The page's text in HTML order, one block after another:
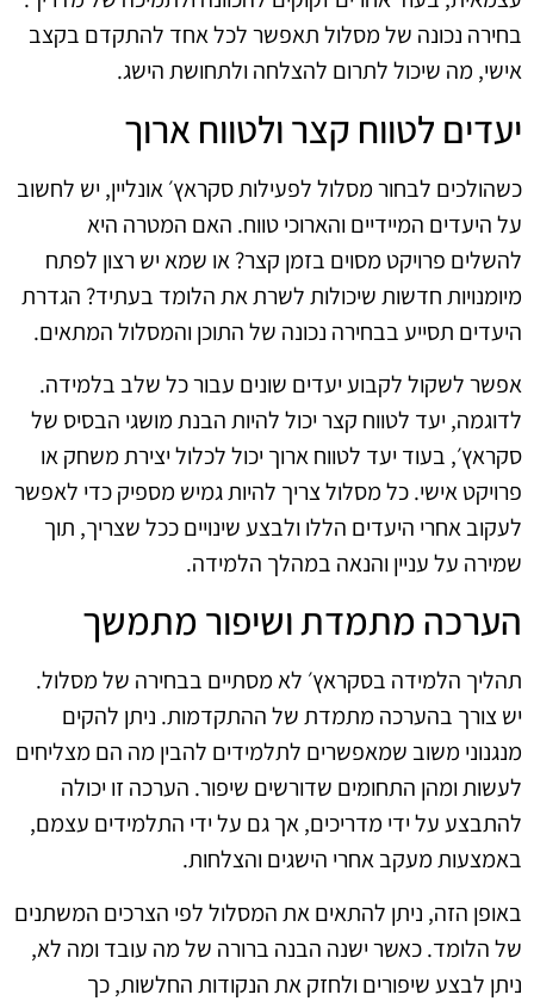
בחירה נכונה של מסלול תאפשר לכל אחד להתקדם בקצב
אישי, מה שיכול לתרום להצלחה ולתחושת הישג.
יעדים לטווח קצר ולטווח ארוך
כשהולכים לבחור מסלול לפעילות סקראץ׳ אונליין, יש לחשוב
על היעדים המיידיים והארוכי טווח. האם המטרה היא
להשלים פרויקט מסוים בזמן קצר? או שמא יש רצון לפתח
מיומנויות חדשות שיכולות לשרת את הלומד בעתיד? הגדרת
היעדים תסייע בבחירה נכונה של התוכן והמסלול המתאים.
אפשר לשקול לקבוע יעדים שונים עבור כל שלב בלמידה.
לדוגמה, יעד לטווח קצר יכול להיות הבנת מושגי הבסיס של
סקראץ׳, בעוד יעד לטווח ארוך יכול לכלול יצירת משחק או
פרויקט אישי. כל מסלול צריך להיות גמיש מספיק כדי לאפשר
לעקוב אחרי היעדים הללו ולבצע שינויים ככל שצריך, תוך
שמירה על עניין והנאה במהלך הלמידה.
הערכה מתמדת ושיפור מתמשך
תהליך הלמידה בסקראץ׳ לא מסתיים בבחירה של מסלול.
יש צורך בהערכה מתמדת של ההתקדמות. ניתן להקים
מנגנוני משוב שמאפשרים לתלמידים להבין מה הם מצליחים
לעשות ומהן התחומים שדורשים שיפור. הערכה זו יכולה
להתבצע על ידי מדריכים, אך גם על ידי התלמידים עצמם,
באמצעות מעקב אחרי הישגים והצלחות.
באופן הזה, ניתן להתאים את המסלול לפי הצרכים המשתנים
של הלומד. כאשר ישנה הבנה ברורה של מה עובד ומה לא,
ניתן לבצע שיפורים ולחזק את הנקודות החלשות, כך